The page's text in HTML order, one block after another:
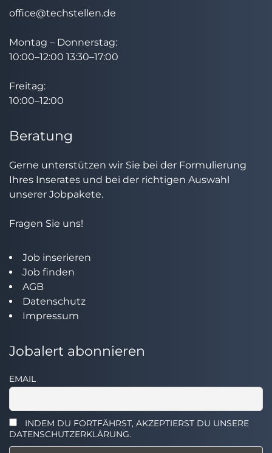
office@techstellen.de
Montag – Donnerstag:
10:00–12:00 13:30–17:00
Freitag:
10:00–12:00
Beratung
Gerne unterstützen wir Sie bei der Formulierung
Ihres Inserates und bei der richtigen Auswahl
unserer Jobpakete.
Fragen Sie uns!
Job inserieren
Job finden
AGB
Datenschutz
Impressum
Jobalert abonnieren
EMAIL
INDEM DU FORTFÄHRST, AKZEPTIERST DU UNSERE
DATENSCHUTZERKLÄRUNG.